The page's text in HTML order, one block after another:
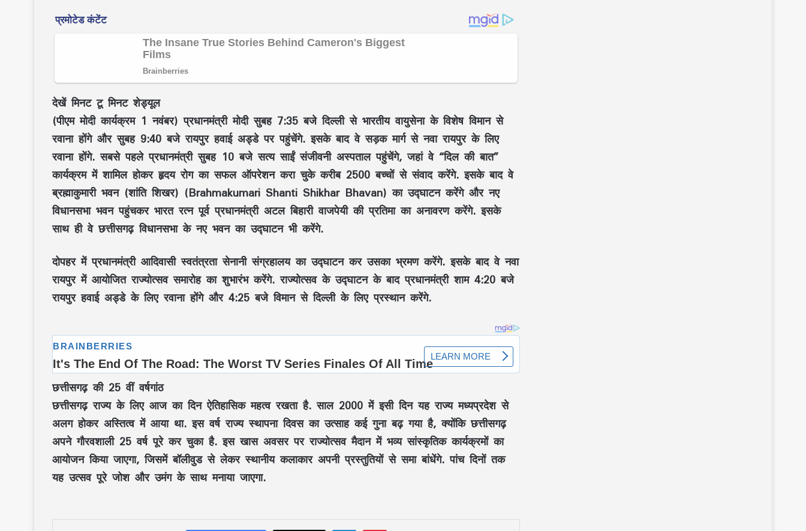
देखें मिनट टू मिनट शेड्यूल
(पीएम मोदी कार्यक्रम 1 नवंबर) प्रधानमंत्री मोदी सुबह 7:35 बजे दिल्ली से भारतीय वायुसेना के विशेष विमान से
रवाना होंगे और सुबह 9:40 बजे रायपुर हवाई अड्डे पर पहुंचेंगे. इसके बाद वे सड़क मार्ग से नवा रायपुर के लिए
रवाना होंगे. सबसे पहले प्रधानमंत्री सुबह 10 बजे सत्य साईं संजीवनी अस्पताल पहुंचेंगे, जहां वे “दिल की बात”
कार्यक्रम में शामिल होकर हृदय रोग का सफल ऑपरेशन करा चुके करीब 2500 बच्चों से संवाद करेंगे. इसके बाद वे
ब्रह्माकुमारी भवन (शांति शिखर) (Brahmakumari Shanti Shikhar Bhavan) का उद्घाटन करेंगे और नए
विधानसभा भवन पहुंचकर भारत रत्न पूर्व प्रधानमंत्री अटल बिहारी वाजपेयी की प्रतिमा का अनावरण करेंगे. इसके
साथ ही वे छत्तीसगढ़ विधानसभा के नए भवन का उद्घाटन भी करेंगे.
दोपहर में प्रधानमंत्री आदिवासी स्वतंत्रता सेनानी संग्रहालय का उद्घाटन कर उसका भ्रमण करेंगे. इसके बाद वे नवा
रायपुर में आयोजित राज्योत्सव समारोह का शुभारंभ करेंगे. राज्योत्सव के उद्घाटन के बाद प्रधानमंत्री शाम 4:20 बजे
रायपुर हवाई अड्डे के लिए रवाना होंगे और 4:25 बजे विमान से दिल्ली के लिए प्रस्थान करेंगे.
छत्तीसगढ़ की 25 वीं वर्षगांठ
छत्तीसगढ़ राज्य के लिए आज का दिन ऐतिहासिक महत्व रखता है. साल 2000 में इसी दिन यह राज्य मध्यप्रदेश से
अलग होकर अस्तित्व में आया था. इस वर्ष राज्य स्थापना दिवस का उत्साह कई गुना बढ़ गया है, क्योंकि छत्तीसगढ़
अपने गौरवशाली 25 वर्ष पूरे कर चुका है. इस खास अवसर पर राज्योत्सव मैदान में भव्य सांस्कृतिक कार्यक्रमों का
आयोजन किया जाएगा, जिसमें बॉलीवुड से लेकर स्थानीय कलाकार अपनी प्रस्तुतियों से समा बांधेंगे. पांच दिनों तक
यह उत्सव पूरे जोश और उमंग के साथ मनाया जाएगा.
67.20 लाख महिलाओं के खातों में ट्रांसफर किए
₹630.55 करोड़
CM साय का ‘लोकल टू ग्लोबल’ मिशन: ‘कोशल
फैब’ की लॉन्चिंग, बुनकरों को 10.90 करोड़ की
मदद; आत्मसमर्पित महिलाओं ने किया रैंप वॉक